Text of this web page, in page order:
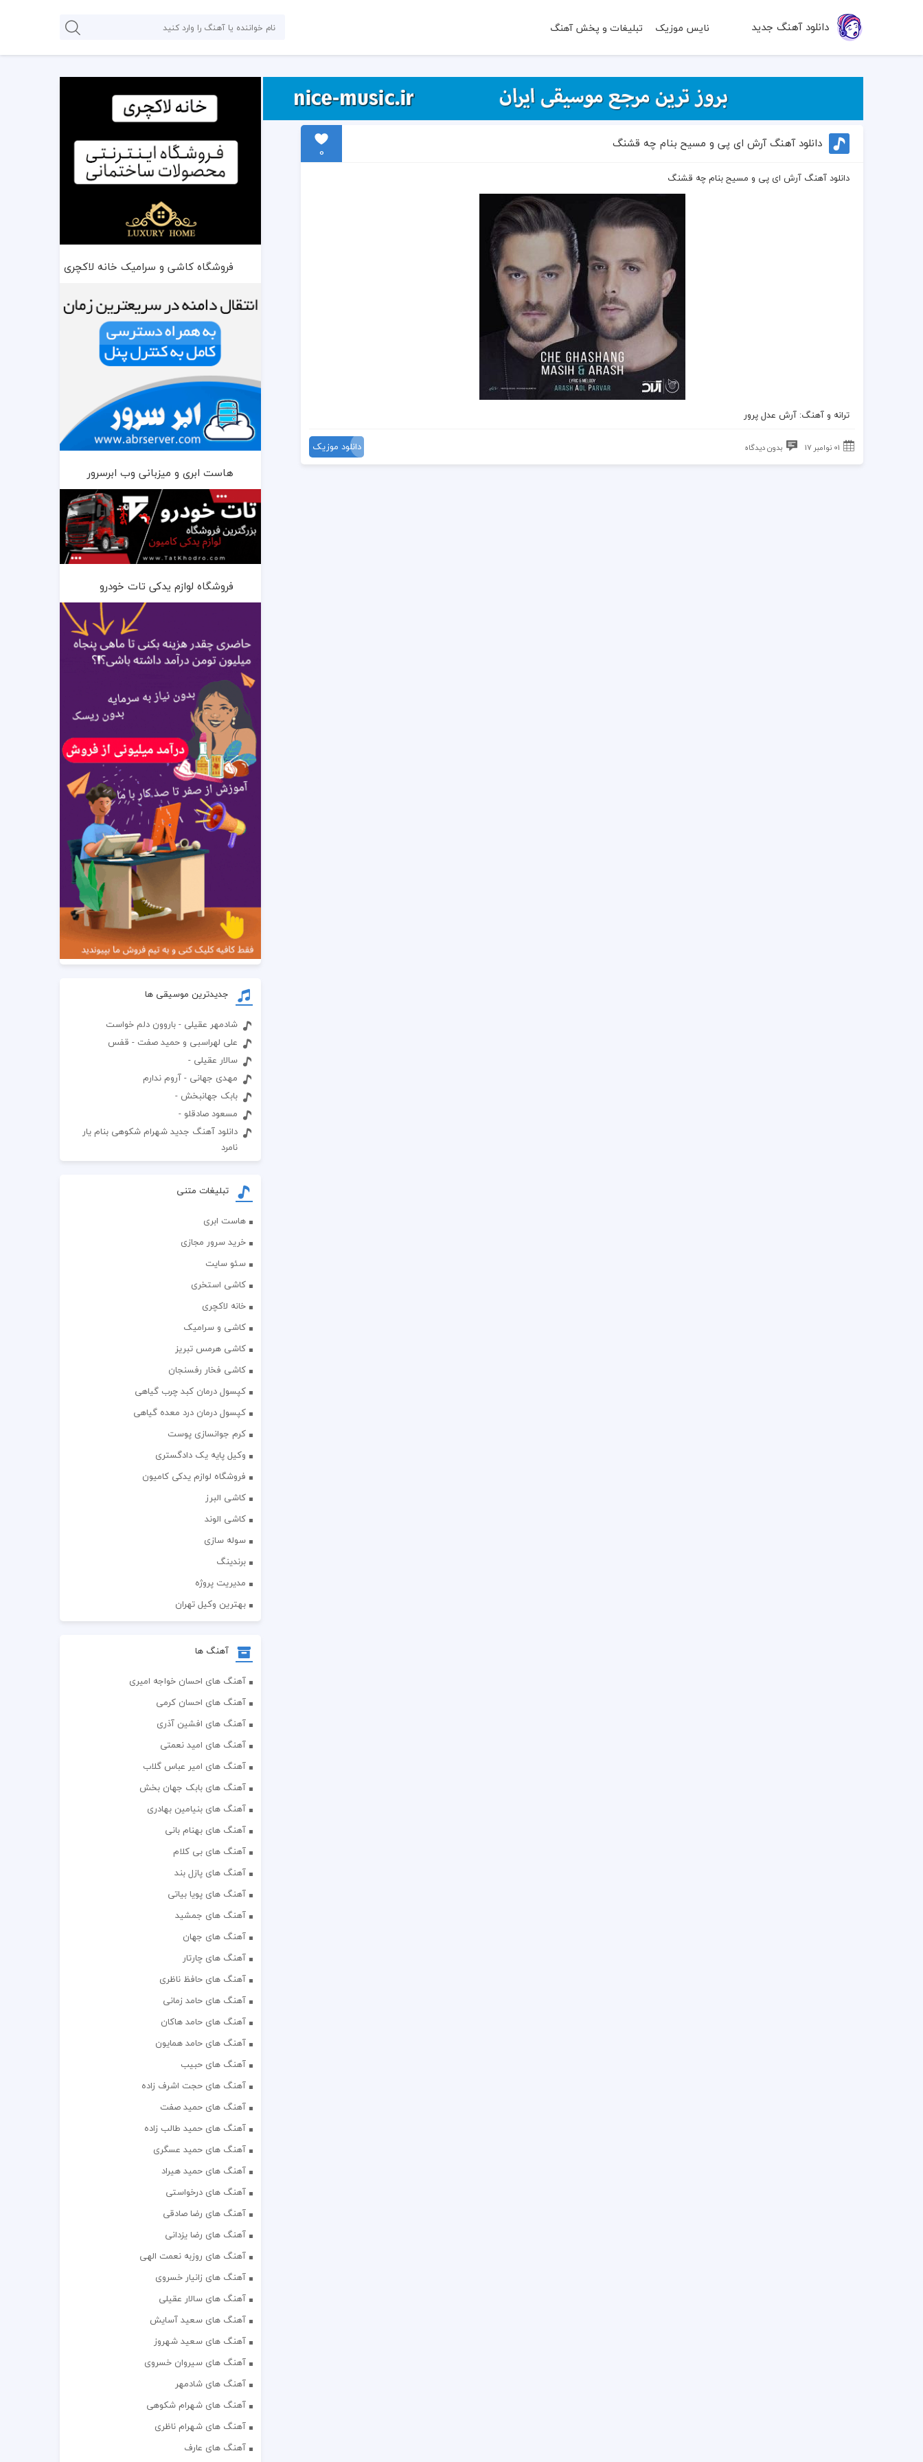
دانلود آهنگ جدید نایس موزیک تبلیغات و پخش آهنگ
دانلود آهنگ آرش ای پی و مسیح بنام چه قشنگ
0
دانلود آهنگ آرش ای پی و مسیح بنام چه قشنگ
ترانه وآهنگ: آرش عدل پرور
01 نوامبر 17 بدون دیدگاه دانلود موزیک
فروشگاه کاشی و سرامیک خانه لاکچری
هاست ابری و میزبانی وب ابرسرور
فروشگاه لوازم یدکی تات خودرو
جدیدترین موسیقی ها
شادمهر عقیلی - باروون دلم خواست
علی لهراسبی و حمید صفت - قفس
سالار عقیلی -
مهدی جهانی - آروم ندارم
بابک جهانبخش -
مسعود صادقلو -
دانلود آهنگ جدید شهرام شکوهی بنام یار
نامرد
تبلیغات متنی
هاست ابری
خرید سرور مجازی
سئو سایت
کاشی استخری
خانه لاکچری
کاشی و سرامیک
کاشی هرمس تبریز
کاشی فخار رفسنجان
کپسول درمان کبد چرب گیاهی
کپسول درمان درد معده گیاهی
کرم جوانسازی پوست
وکیل پایه یک دادگستری
فروشگاه لوازم یدکی کامیون
کاشی البرز
کاشی الوند
سوله سازی
برندینگ
مدیریت پروژه
بهترین وکیل تهران
آهنگ ها
آهنگ های احسان خواجه امیری
آهنگ های احسان کرمی
آهنگ های افشین آذری
آهنگ های امید نعمتی
آهنگ های امیر عباس گلاب
آهنگ های بابک جهان بخش
آهنگ های بنیامین بهادری
آهنگ های بهنام بانی
آهنگ های بی کلام
آهنگ های پازل بند
آهنگ های پویا بیاتی
آهنگ های جمشید
آهنگ های جهان
آهنگ های چارتار
آهنگ های حافظ ناظری
آهنگ های حامد زمانی
آهنگ های حامد هاکان
آهنگ های حامد همایون
آهنگ های حبیب
آهنگ های حجت اشرف زاده
آهنگ های حمید صفت
آهنگ های حمید طالب زاده
آهنگ های حمید عسگری
آهنگ های حمید هیراد
آهنگ های درخواستی
آهنگ های رضا صادقی
آهنگ های رضا یزدانی
آهنگ های روزبه نعمت الهی
آهنگ های زانیار خسروی
آهنگ های سالار عقیلی
آهنگ های سعید آسایش
آهنگ های سعید شهروز
آهنگ های سیروان خسروی
آهنگ های شادمهر
آهنگ های شهرام شکوهی
آهنگ های شهرام ناظری
آهنگ های عارف